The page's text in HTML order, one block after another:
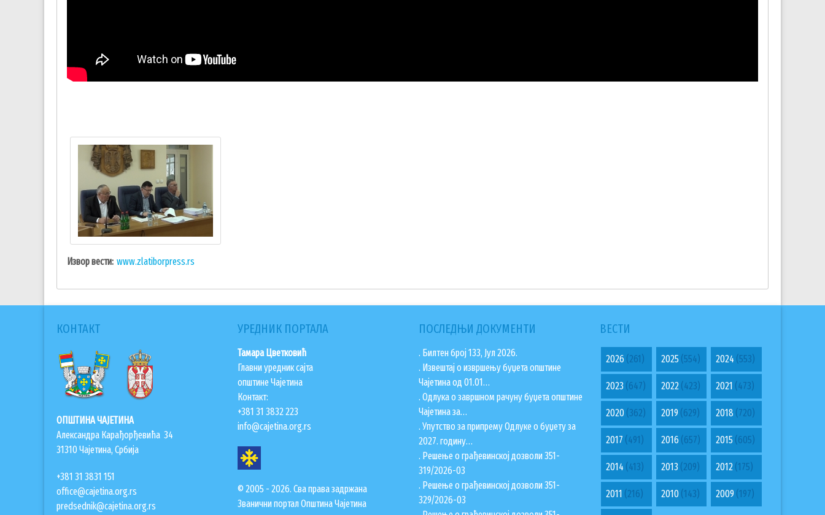
Извор вести www.zlatiborpress.rs
КОНТАКТ
ОПШТИНА ЧАЈЕТИНА
Александра Карађорђевића 34
31310 Чајетина, Србија
+381 31 3831 151
office@cajetina.org.rs
predsednik@cajetina.org.rs
УРЕДНИК ПОРТАЛА
Тамара Цветковић
Главни уредник сајта
општине Чајетина
Контакт:
+381 31 3832 223
info@cajetina.org.rs
© 2005 - 2026. Сва права задржана
Званични портал Општина Чајетина
ПОСЛЕДЊИ ДОКУМЕНТИ
. Билтен број 133, Јул 2026.
. Извештај о извршењу буџета општине
Чајетина од 01.01…
. Одлука о завршном рачуну буџета општине
Чајетина за…
. Упутство за припрему Одлуке о буџету за
2027. годину…
. Решење о грађевинској дозволи 351-
319/2026-03
. Решење о грађевинској дозволи 351-
329/2026-03
ВЕСТИ
2026 (261) 2025(554) 2024 (553)
2023 (647) 2022(423) 2021 (473)
2020 (362) 2019(629) 2018 (720)
2017 (491) 2016(657) 2015 (605)
2014 (413) 2013(209) 2012 (175)
2011 (216) 2010(143) 2009 (197)